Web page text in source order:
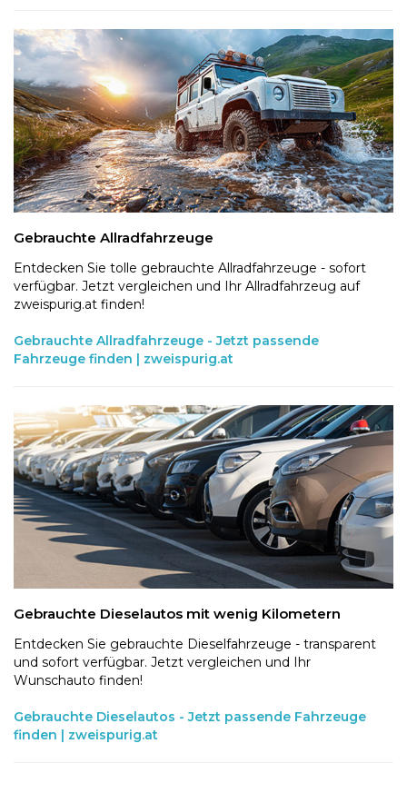
Gebrauchte Allradfahrzeuge
Entdecken Sie tolle gebrauchte Allradfahrzeuge - sofort
verfügbar. Jetzt vergleichen und Ihr Allradfahrzeug auf
zweispurig.at finden!
Gebrauchte Allradfahrzeuge - Jetzt passende
Fahrzeuge finden | zweispurig.at
Gebrauchte Dieselautos mit wenig Kilometern
Entdecken Sie gebrauchte Dieselfahrzeuge - transparent
und sofort verfügbar. Jetzt vergleichen und Ihr
Wunschauto finden!
Gebrauchte Dieselautos - Jetzt passende Fahrzeuge
finden | zweispurig.at